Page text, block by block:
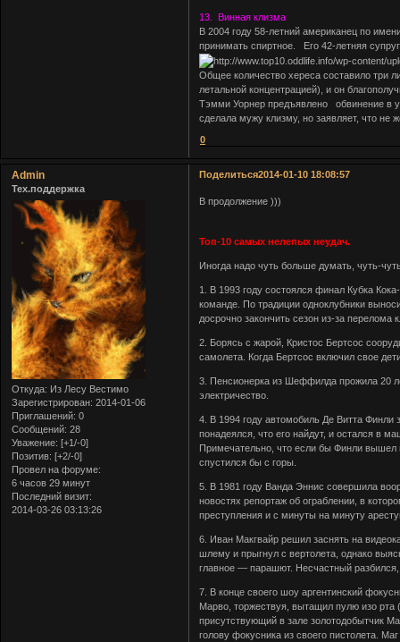
13. Винная клизма
В 2004 году 58-летний американец по
принимать спиртное. Его 42-летняя
Общее количество хереса составило три
летальной концентрацией), и он
Тэмми Уорнер предъявлено обвинение в
сделала мужу клизму, но заявляет, что
0
Поделиться2014-01-10 18:08:57
Admin
Тех.поддержка
Откуда: Из Лесу Вестимо
Зарегистрирован: 2014-01-06
Приглашений: 0
Сообщений: 28
Уважение: [+1/-0]
Позитив: [+2/-0]
Провел на форуме:
6 часов 29 минут
Последний визит:
2014-03-26 03:13:26
В продолжение )))
Топ-10 самых нелепых неудач.
Иногда надо чуть больше думать, чуть-
1. В 1993 году состоялся финал Кубка
команде. По традиции одноклубники
досрочно закончить сезон из-за перелома
2. Борясь с жарой, Кристос Бертсос
самолета. Когда Бертсос включил свое
3. Пенсионерка из Шеффилда прожила 20
электричество.
4. В 1994 году автомобиль Де Витта
понадеялся, что его найдут, и остался в
Примечательно, что если бы Финли вышел
спустился бы с горы.
5. В 1981 году Ванда Эннис совершила
новостях репортаж об ограблении, в
преступления и с минуты на минуту
6. Иван Макгвайр решил заснять на
шлему и прыгнул с вертолета, однако
главное — парашют. Несчастный
7. В конце своего шоу аргентинский
Марво, торжествуя, вытащил пулю изо рта
присутствующий в зале золотодобытчик
голову фокусника из своего пистолета.